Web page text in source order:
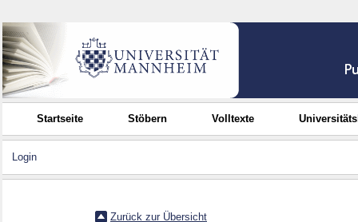
Startseite Stöbern Volltexte
Login
Zurück zur Übersicht